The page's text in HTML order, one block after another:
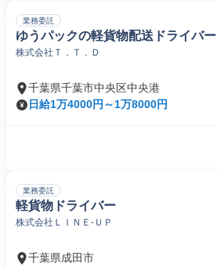
業務委託
ゆうパックの軽貨物配送ドライバー
株式会社Ｔ．Ｔ．Ｄ
千葉県千葉市中央区中央港
日給1万4000円～1万8000円
業務委託
軽貨物ドライバー
株式会社ＬＩＮＥ‐ＵＰ
千葉県成田市